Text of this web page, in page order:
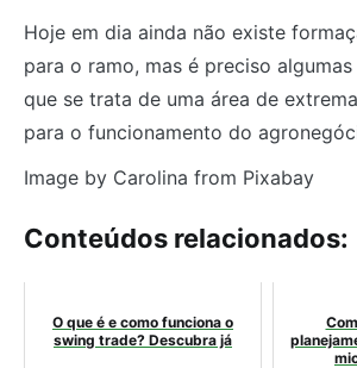
Hoje em dia ainda não existe
para o ramo, mas é preciso
que se trata de uma área de
para o funcionamento do
Image by Carolina from Pixabay
Conteúdos relacionados:
O que é e como funciona o
swing trade? Descubra já